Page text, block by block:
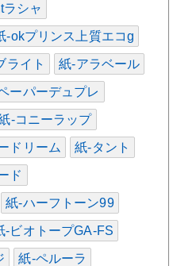
ラシャ
-okプリンス上質エコg
ライト 紙-アラベール
ーパーデュプレ
-コニーラップ
ドリーム 紙-タント
ド
紙-ハーフトーン99
-ビオトープGA-FS
紙-ペルーラ